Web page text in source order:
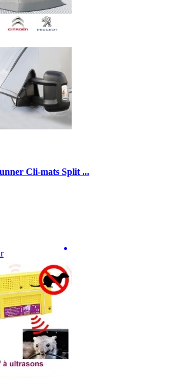
Cli-mats Split ...